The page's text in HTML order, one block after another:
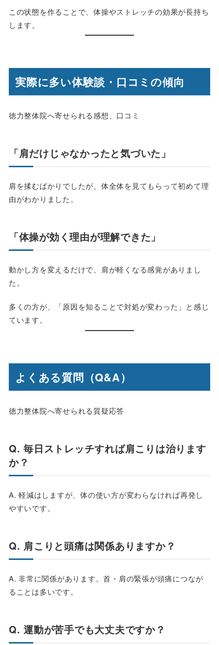
この状態を作ることで、体操やストレッチの効果が長持ち
します。
実際に多い体験談・口コミの傾向
徳力整体院へ寄せられる感想、口コミ
「肩だけじゃなかったと気づいた」
肩を揉むばかりでしたが、体全体を見てもらって初めて理
由がわかりました。
「体操が効く理由が理解できた」
動かし方を変えるだけで、肩が軽くなる感覚がありまし
た。
多くの方が、「原因を知ることで対処が変わった」と感じ
ています。
よくある質問（Q&A）
徳力整体院へ寄せられる質疑応答
Q. 毎日ストレッチすれば肩こりは治ります
か？
A. 軽減はしますが、体の使い方が変わらなければ再発し
やすいです。
Q. 肩こりと頭痛は関係ありますか？
A. 非常に関係があります。首・肩の緊張が頭痛につなが
ることは多いです。
Q. 運動が苦手でも大丈夫ですか？